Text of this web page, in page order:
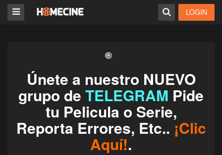
LOGIN
Únete a nuestro NUEVO
grupo de TELEGRAM Pide
tu Pelicula o Serie,
Reporta Errores, Etc.. ¡Clic
Aquí!.